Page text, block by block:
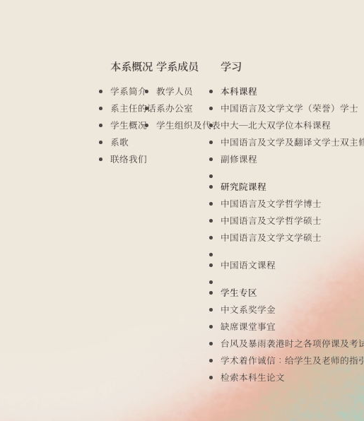
本系概况
学系简介
系主任的话
学生概况
系歌
联络我们
学系成员
教学人员
系办公室
学生组织及代表
学习
本科课程
中国语言及文学文学（荣誉）学士
中大─北大双学位本科课程
中国语言及文学及翻译文学士双主
副修课程
研究院课程
中国语言及文学哲学博士
中国语言及文学哲学硕士
中国语言及文学文学硕士
中国语文课程
学生专区
中文系奖学金
缺席课堂事宜
台风及暴雨袭港时之各项停课及考
学术着作诚信：给学生及老师的指
检索本科生论文